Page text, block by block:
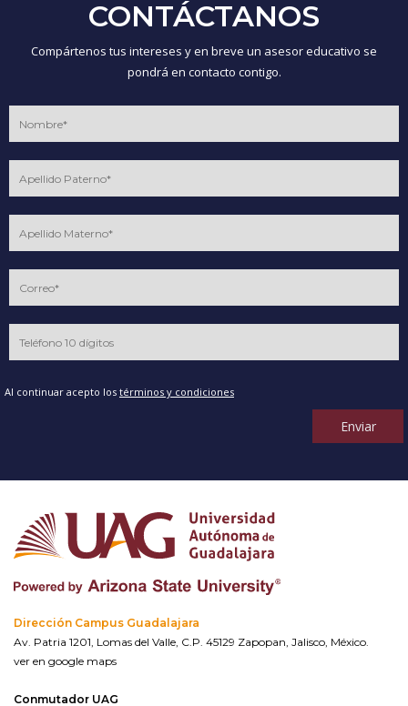
CONTÁCTANOS
Compártenos tus intereses y en breve un asesor educativo se
pondrá en contacto contigo.
Al continuar acepto los términos y condiciones
Enviar
Dirección Campus Guadalajara
Av. Patria 1201, Lomas del Valle, C.P. 45129 Zapopan, Jalisco, México.
ver en google maps
Conmutador UAG